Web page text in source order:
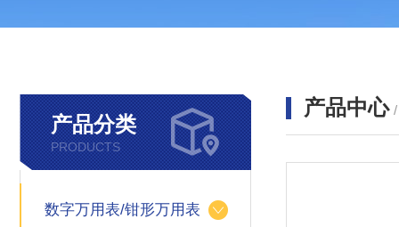
产品分类
PRODUCTS
数字万用表/钳形万用表
产品中心